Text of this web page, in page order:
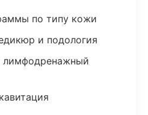
по типу кожи
и подология
лимфодренажный